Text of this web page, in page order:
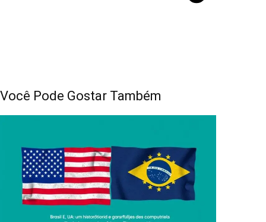
Você Pode Gostar Também